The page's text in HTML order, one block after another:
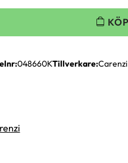
048660KTillverkare Carenzi